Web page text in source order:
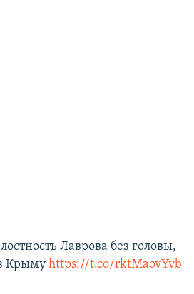
Лаврова без головы,
Крыму https://t.co/rktMaovYvb